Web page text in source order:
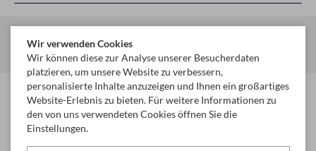
Startseite Mehr Haushalt Batterien
Wir verwenden Cookies
Wir können diese zur Analyse unserer Besucherdaten
platzieren, um unsere Website zu verbessern,
personalisierte Inhalte anzuzeigen und Ihnen ein großartiges
Website-Erlebnis zu bieten. Für weitere Informationen zu
den von uns verwendeten Cookies öffnen Sie die
Einstellungen.